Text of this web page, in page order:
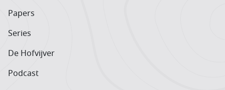
Papers
Series
De Hofvijver
Podcast